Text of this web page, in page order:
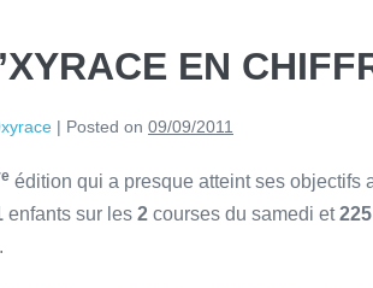
EN
| Posted on 09/09/2011
édition qui a presque atteint ses objectifs
enfants sur les 2 courses du samedi et225